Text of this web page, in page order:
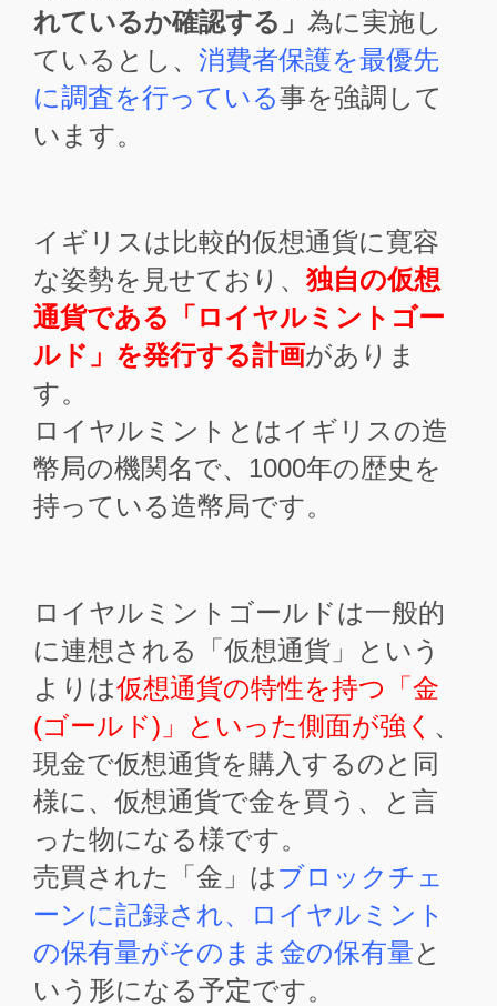
れているか確認する」 為に実施し
ているとし、 消費者保護を最優先
に調査を行っている事を強調して
います。
イギリスは比較的仮想通貨に寛容
な姿勢を見せており、 独自の仮想
通貨である「ロイヤルミントゴー
ルド」を発行する計画がありま
す。
ロイヤルミントとはイギリスの造
幣局の機関名で、1000年の歴史を
持っている造幣局です。
ロイヤルミントゴールドは一般的
に連想される「仮想通貨」という
よりは仮想通貨の特性を持つ「金
(ゴールド)」といった側面が強く 、
現金で仮想通貨を購入するのと同
様に、仮想通貨で金を買う、と言
った物になる様です。
売買された「金」はブロックチェ
ーンに記録され、ロイヤルミント
の保有量がそのまま金の保有量と
いう形になる予定です。